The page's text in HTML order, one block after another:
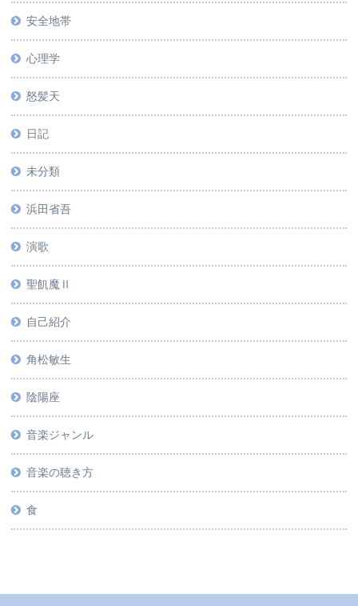
安全地帯
心理学
怒髪天
日記
未分類
浜田省吾
演歌
聖飢魔Ⅱ
自己紹介
角松敏生
陰陽座
音楽ジャンル
音楽の聴き方
食